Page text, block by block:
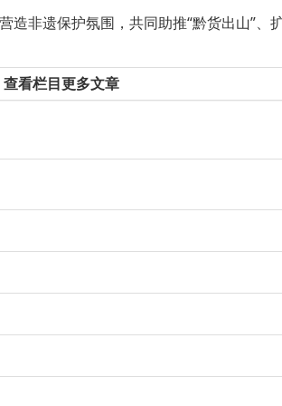
非遗保护氛围，共同助推“黔货出山”、
查看栏目更多文章